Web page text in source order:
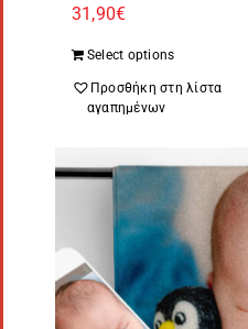
31,90€
Select options
Προσθήκη στη λίστα
αγαπημένων